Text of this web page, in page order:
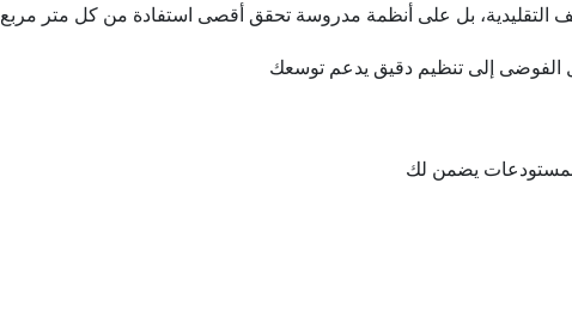
التقليدية، بل على أنظمة مدروسة تحقق أقصى استفادة من كل متر مربع
الفوضى إلى تنظيم دقيق يدعم توسعك
يضمن لك